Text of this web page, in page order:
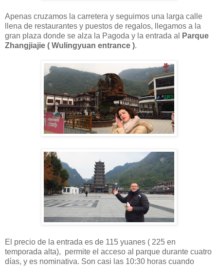
Apenas cruzamos la carretera y seguimos una larga calle
llena de restaurantes y puestos de regalos, llegamos a la
gran plaza donde se alza la Pagoda y la entrada al
Parque
Zhangjiajie ( Wulingyuan entrance ).
El precio de la entrada es de 115 yuanes ( 225 en
temporada alta), permite el acceso al parque durante cuatro
días, y es nominativa. Son casi las 10:30 horas cuando